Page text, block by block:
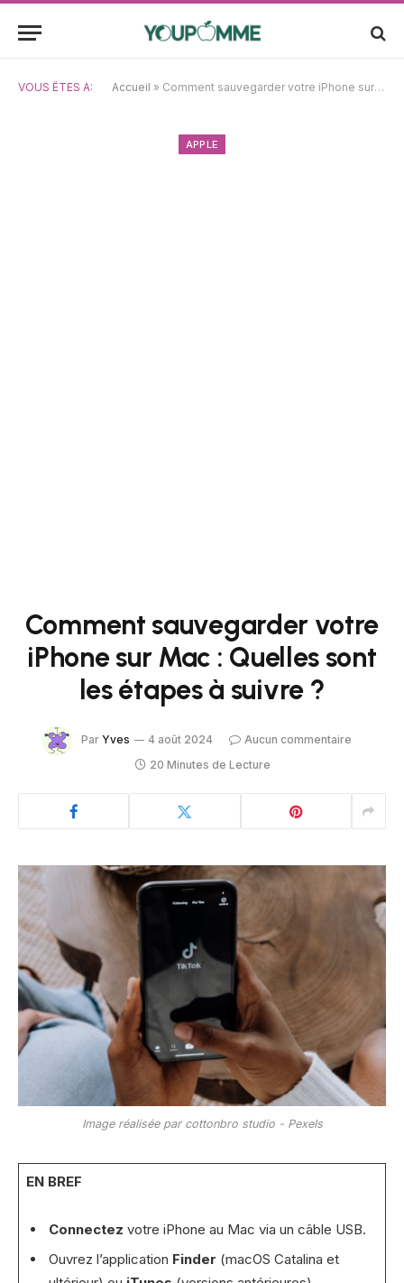
VOUS ÊTES À: Accueil » Comment sauvegarder votre iPhone sur Mac : Quelles sont les étapes à suivre ?
APPLE
Comment sauvegarder votre
iPhone sur Mac : Quelles sont
les étapes à suivre ?
Par Yves 4 août 2024
Aucun commentaire
20 Minutes de Lecture
Image réalisée par cottonbro studio - Pexels
EN BREF
Connectez votre iPhone au Mac via un câble USB.
Ouvrez l’application Finder (macOS Catalina et